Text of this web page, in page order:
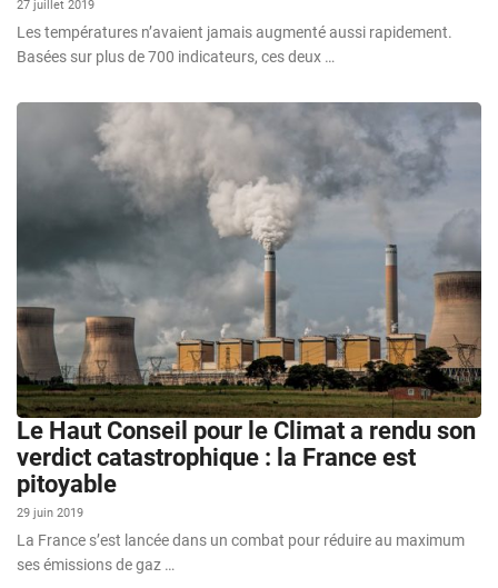
27 juillet 2019
Les températures n’avaient jamais augmenté aussi rapidement.
Basées sur plus de 700 indicateurs, ces deux …
Le Haut Conseil pour le Climat a rendu son
verdict catastrophique : la France est
pitoyable
29 juin 2019
La France s’est lancée dans un combat pour réduire au maximum
ses émissions de gaz …